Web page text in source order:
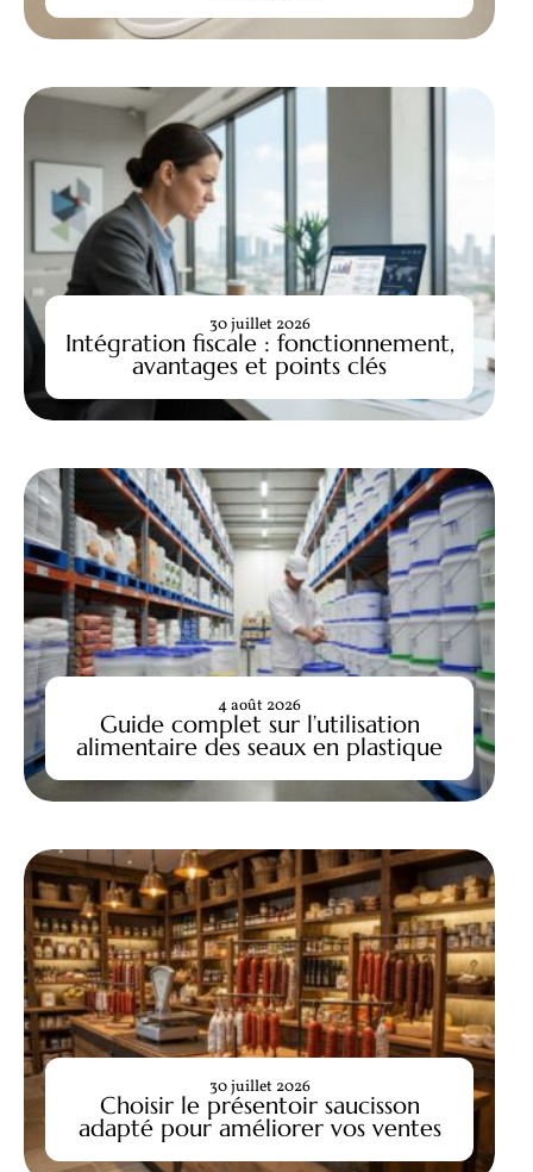
Intégration fiscale : fonctionnement,
avantages et points clés
30 juillet 2026
Guide complet sur l’utilisation
alimentaire des seaux en plastique
4 août 2026
Choisir le présentoir saucisson
adapté pour améliorer vos ventes
30 juillet 2026